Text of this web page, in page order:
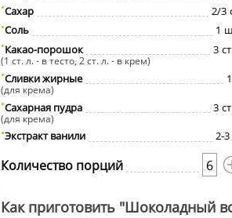
Сахар
2/3
Соль
1
Какао-порошок
3
(1 ст. л. - в тесто, 2 ст. л. - в крем)
Сливки жирные 1
(для крема)
Сахарная пудра 3
(для крема)
Экстракт ванили 2-3
Количество порций 6
Как приготовить "Шоколадный